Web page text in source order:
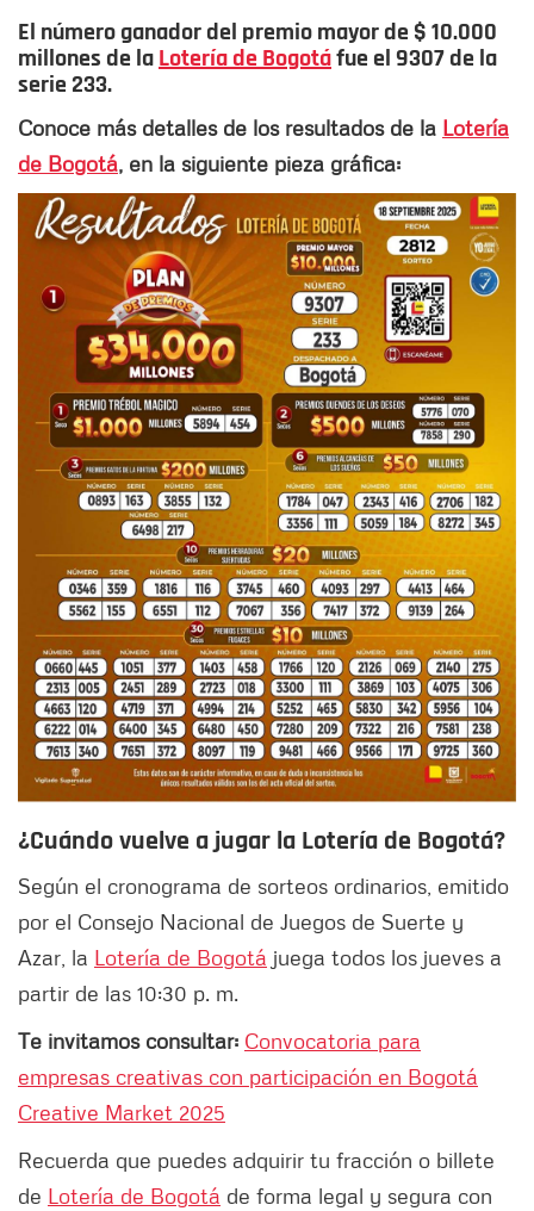
El número ganador del premio mayor de $ 10.000
millones de laLotería de Bogotáfue el 9307 de la
serie 233.
Conoce más detalles de los resultados de la Lotería
de Bogotá, en la siguiente pieza gráfica:
¿Cuándo vuelve a jugar la Lotería de Bogotá?
Según el cronograma de sorteos ordinarios, emitido
por el Consejo Nacional de Juegos de Suerte y
Azar, la Lotería de Bogotá juega todos los jueves a
partir de las 10:30 p. m.
Te invitamos consultar: Convocatoria para
empresas creativas con participación en Bogotá
Creative Market 2025
Recuerda que puedes adquirir tu fracción o billete
de Lotería de Bogotá de forma legal y segura con